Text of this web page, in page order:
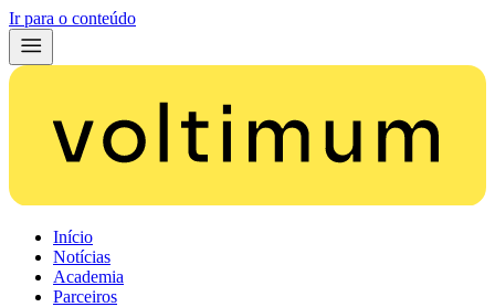
Ir para o conteúdo
Início
Notícias
Academia
Parceiros